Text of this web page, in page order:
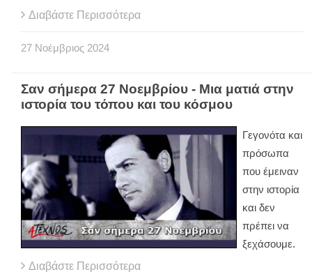
Διαβάστε Περισσότερα
27 Νοέμβριος 2024
Σαν σήμερα 27 Νοεμβρίου - Μια ματιά στην
ιστορία του τόπου και του κόσμου
Γεγονότα και
πρόσωπα
που έμειναν
στην ιστορία
και δεν
πρέπει να
ξεχάσουμε.
Διαβάστε Περισσότερα